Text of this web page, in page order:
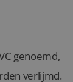
genoemd,
verlijmd.